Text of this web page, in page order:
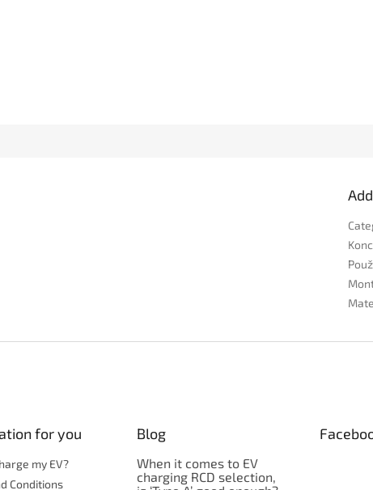
for you
my EV?
Conditions
Blog
When it comes to EV
charging RCD selection,